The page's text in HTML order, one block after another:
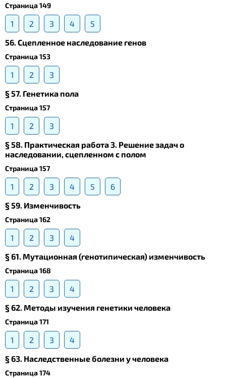
Страница 149
1 2 3 4
5
56. Сцепленное наследование генов
Страница 153
1 2
3
§ 57. Генетика пола
Страница 157
1 2
3
§ 58. Практическая работа 3. Решение задач о
наследовании, сцепленном с полом
Страница 157
1 2 3 4 5
6
§ 59. Изменчивость
Страница 162
1 2 3
4
§ 61. Мутационная (генотипическая) изменчивость
Страница 168
1 2 3
4
§ 62. Методы изучения генетики человека
Страница 171
1 2 3
4
§ 63. Наследственные болезни у человека
Страница 174